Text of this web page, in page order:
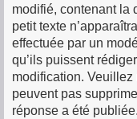
modifié, contenant la
petit texte
effectuée par un
qu’ils puissent
modification.
peuvent pas
réponse a été publiée.